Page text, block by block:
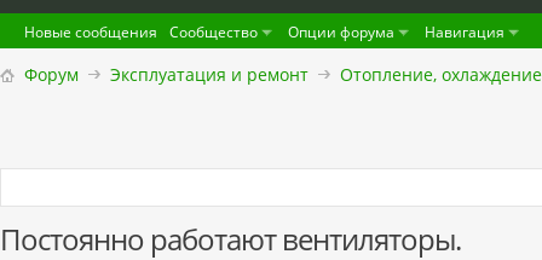
Новые сообщения Сообщество Опции форума Навигация
Форум Эксплуатация и ремонт Отопление,
Постоянно работают вентиляторы.